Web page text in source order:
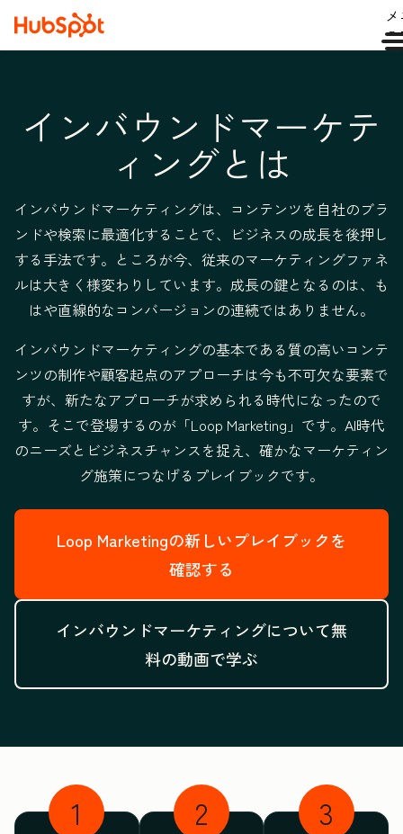
インバウンドマーケテ
ィングとは
インバウンドマーケティングは、コンテンツを自社のブラ
ンドや検索に最適化することで、ビジネスの成長を後押し
する手法です。ところが今、従来のマーケティングファネ
ルは大きく様変わりしています。成長の鍵となるのは、も
はや直線的なコンバージョンの連続ではありません。
インバウンドマーケティングの基本である質の高いコンテ
ンツの制作や顧客起点のアプローチは今も不可欠な要素で
すが、新たなアプローチが求められる時代になったので
す。そこで登場するのが「Loop Marketing」です。 AI時代
のニーズとビジネスチャンスを捉え、 確かなマーケティン
グ施策につなげるプレイブックです。
Loop Marketingの新しいプレイブックを
確認する
インバウンドマーケティングについて無
料の動画で学ぶ
1 2 3